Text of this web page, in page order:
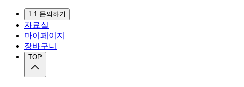
1:1 문의하기
자료실
마이페이지
장바구니
TOP